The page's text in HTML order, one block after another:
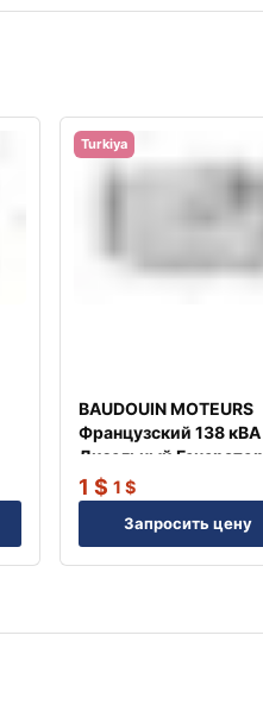
Turkiya
BAUDOUIN MOTEURS
Французский 138 кВА
Дизельный Генератор
TJ140BD
1$ 1$
Запросить цену